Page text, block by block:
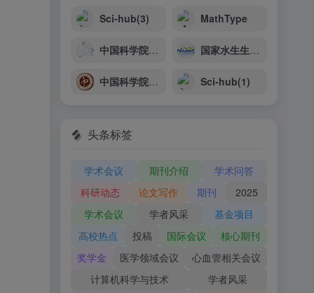
Sci-hub(3) MathType
中国科学院上海硅酸盐研究所 国家水生生物种质资源库
中国科学院物理研究所 Sci-hub(1)
头条标签
学术会议 期刊介绍
学术问答
科研动态
论文写作 期刊
2025
学术会议
学者风采
基金项目
高校热点
投稿 国际会议
核心期刊
奖学金
医学领域会议
心血管相关会议
计算机科学与技术
学者风采